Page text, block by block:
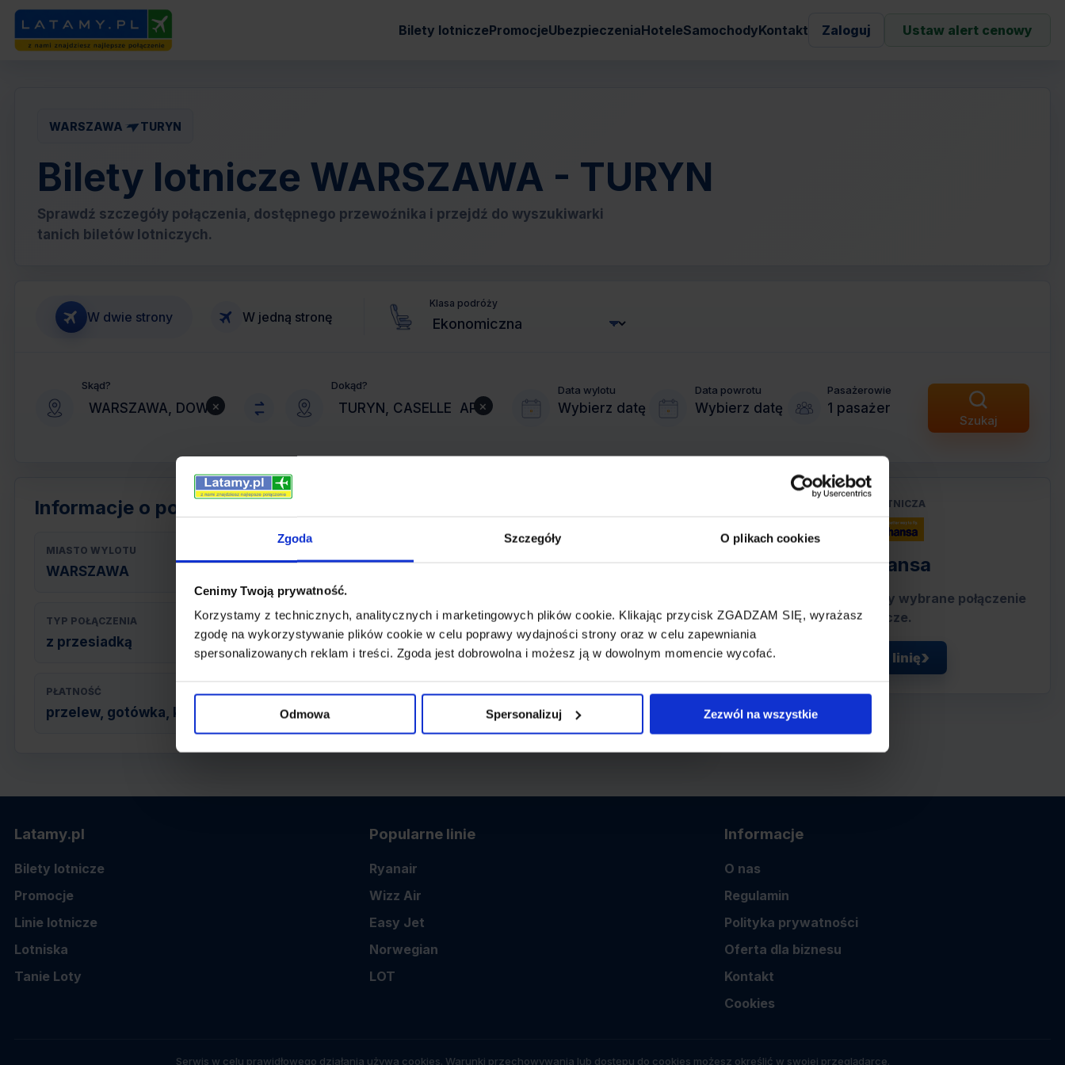
Zgoda Szczegóły O plikach cookies
Cenimy Twoją prywatność.
Korzystamy z technicznych, analitycznych i marketingowych plików cookie. Klikając przycisk ZGADZAM SIĘ, wyrażasz
zgodę na wykorzystywanie plików cookie w celu poprawy wydajności strony oraz w celu zapewniania
spersonalizowanych reklam i treści. Zgoda jest dobrowolna i możesz ją w dowolnym momencie wycofać.
Odmowa Spersonalizuj Zezwól na wszystkie
Bilety lotniczePromocjeUbezpieczeniaHoteleSamochodyKontakt Zaloguj Ustaw alert cenowy
WARSZAWA TURYN
Bilety lotnicze WARSZAWA - TURYN
Sprawdź szczegóły połączenia, dostępnego przewoźnika i przejdź do wyszukiwarki
tanich biletów lotniczych.
W dwie strony W jedną stronę
Klasa podróży
Skąd?
×
Dokąd?
×
Data wylotu
Wybierz datę
Data powrotu
Wybierz datę
Pasażerowie
1 pasażer
Szukaj
Informacje o połączeniu
MIASTO WYLOTU
WARSZAWA
TYP POŁĄCZENIA
z przesiadką
REZERWACJA
online lub telefoniczna
PŁATNOŚĆ
przelew, gotówka, karta
LINIA LOTNICZA
Lufthansa
Przewoźnik obsługujący wybrane połączenie
lotnicze.
Zobacz linię
Latamy.pl
Bilety lotnicze
Promocje
Linie lotnicze
Lotniska
Tanie Loty
Popularne linie
Ryanair
Wizz Air
Easy Jet
Norwegian
LOT
Informacje
O nas
Regulamin
Polityka prywatności
Oferta dla biznesu
Kontakt
Cookies
Serwis w celu prawidłowego działania używa cookies. Warunki przechowywania lub dostępu do cookies możesz określić w swojej przeglądarce.